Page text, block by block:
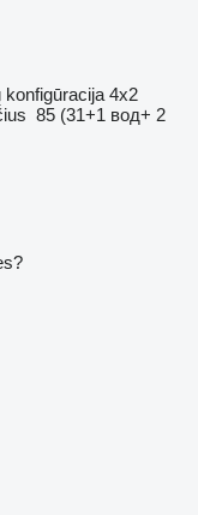
konfigūracija 4x2
85 (31+1 вод+ 2